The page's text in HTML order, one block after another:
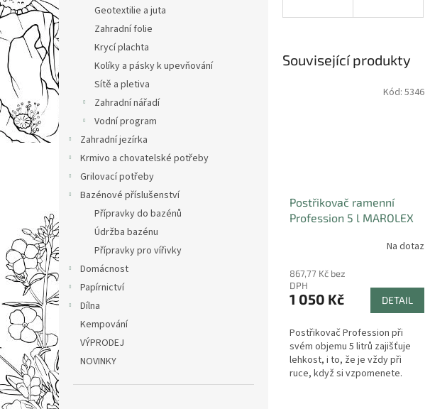
Geotextilie a juta
Zahradní folie
Krycí plachta
Kolíky a pásky k upevňování
Sítě a pletiva
Zahradní nářadí
Vodní program
Zahradní jezírka
Krmivo a chovatelské potřeby
Grilovací potřeby
Bazénové příslušenství
Přípravky do bazénů
Údržba bazénu
Přípravky pro vířivky
Domácnost
Papírnictví
Dílna
Kempování
VÝPRODEJ
NOVINKY
Související produkty
Postřikovač ramenní
Profession 5 l MAROLEX
Na dotaz
867,77 Kč bez
DPH
1 050 Kč DETAIL
Postřikovač Profession při
svém objemu 5 litrů zajišťuje
lehkost, i to, že je vždy při
ruce, když si vzpomenete.
Kód: 5346